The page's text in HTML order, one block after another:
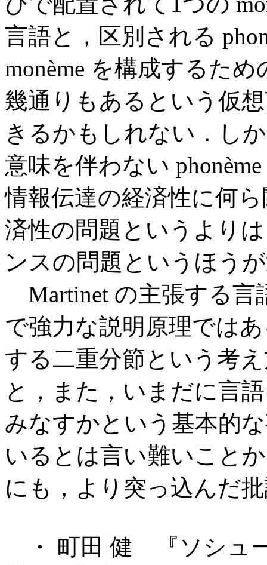
言語と，区別される
monème を構成するた
幾通りもあるという仮
きるかもしれない．し
意味を伴わない
情報伝達の経済性に何
済性の問題というより
ンスの問題というほう
Martinet の主張する言
で強力な説明原理では
する二重分節という考
と，また，いまだに言
みなすかという基本的
いるとは言い難いこと
にも，より突っ込んだ
・ 町田 健 『ソシュ